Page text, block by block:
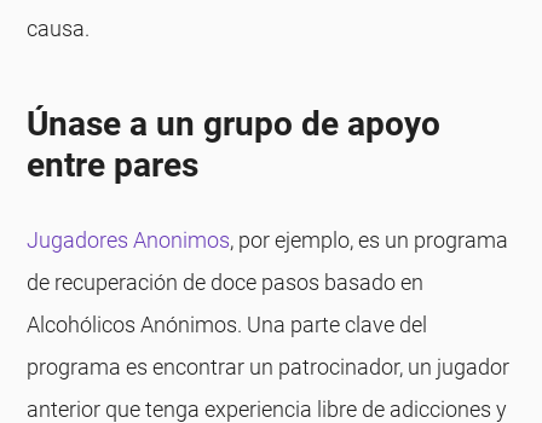
causa.
Únase a un grupo de apoyo
entre pares
Jugadores Anonimos, por ejemplo, es un programa
de recuperación de doce pasos basado en
Alcohólicos Anónimos. Una parte clave del
programa es encontrar un patrocinador, un jugador
anterior que tenga experiencia libre de adicciones y